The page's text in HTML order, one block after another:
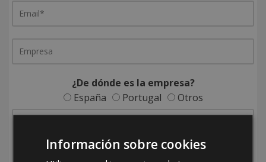
¿De dónde es la empresa?
España
Portugal Otros
Información sobre cookies